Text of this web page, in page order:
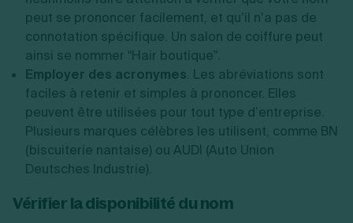
peut se prononcer facilement, et qu’il n’a pas de
connotation spécifique. Un salon de coiffure peut
ainsi se nommer “Hair boutique”.
Employer des acronymes. Les abréviations sont
faciles à retenir et simples à prononcer. Elles
peuvent être utilisées pour tout type d’entreprise.
Plusieurs marques célèbres les utilisent, comme BN
(biscuiterie nantaise) ou AUDI (Auto Union
Deutsches Industrie).
Vérifier la disponibilité du nom